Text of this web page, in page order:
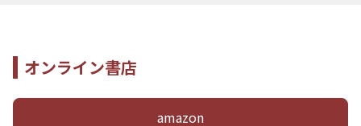
オンライン書店
amazon